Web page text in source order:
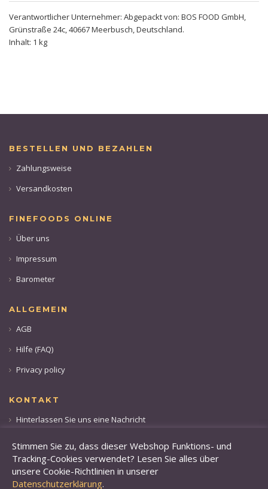
Verantwortlicher Unternehmer: Abgepackt von: BOS FOOD GmbH,
Grünstraße 24c, 40667 Meerbusch, Deutschland.
Inhalt: 1 kg
BESTELLEN UND BEZAHLEN
Zahlungsweise
Versandkosten
FINEFOODS ONLINE
Über uns
Impressum
Barometer
ALLGEMEIN
AGB
Hilfe (FAQ)
Privacy policy
KONTAKT
Hinterlassen Sie uns eine Nachricht
Stimmen Sie zu, dass dieser Webshop Funktions- und
Tracking-Cookies verwendet? Lesen Sie alles über
unsere Cookie-Richtlinien in unserer
Datenschutzerklärung.